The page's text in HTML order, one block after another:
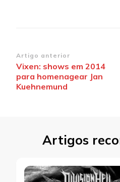
Navegação
de
post
Artigo anterior
Vixen: shows em 2014
para homenagear Jan
Kuehnemund
Artigos